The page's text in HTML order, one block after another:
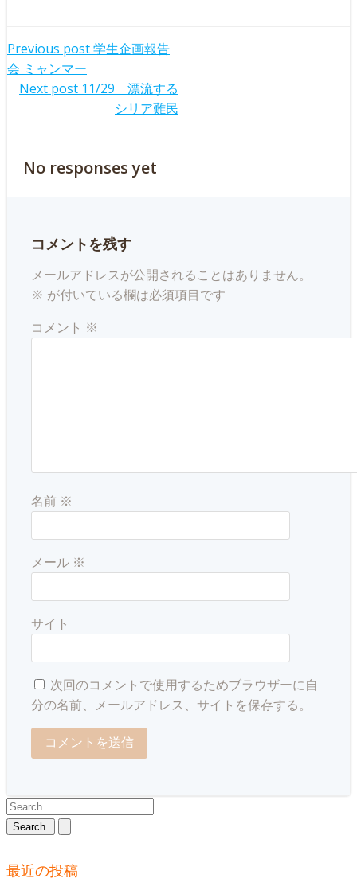
Post
navigation
Previous post学生企画報告
会 ミャンマー
Post
Next post 11/29 漂流する
シリア難民
No responses yet
コメントを残す
メールアドレスが公開されることはありません。
※ が付いている欄は必須項目です
コメント ※
名前 ※
メール ※
サイト
次回のコメントで使用するためブラウザーに自
分の名前、メールアドレス、サイトを保存する。
Search
for:
最近の投稿